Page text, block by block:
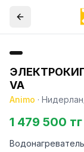
VA
Animo ·
1 479 500 тг